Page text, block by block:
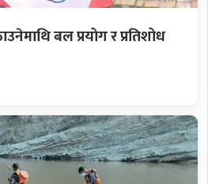
बल प्रयोग र प्रतिशोध